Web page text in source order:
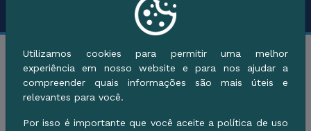
Serviços de A a Z
Categorias
Utilizamos cookies para permitir uma melhor
experiência em nosso website e para nos ajudar a
compreender quais informações são mais úteis e
relevantes para você.
Por isso é importante que você aceite a política de uso